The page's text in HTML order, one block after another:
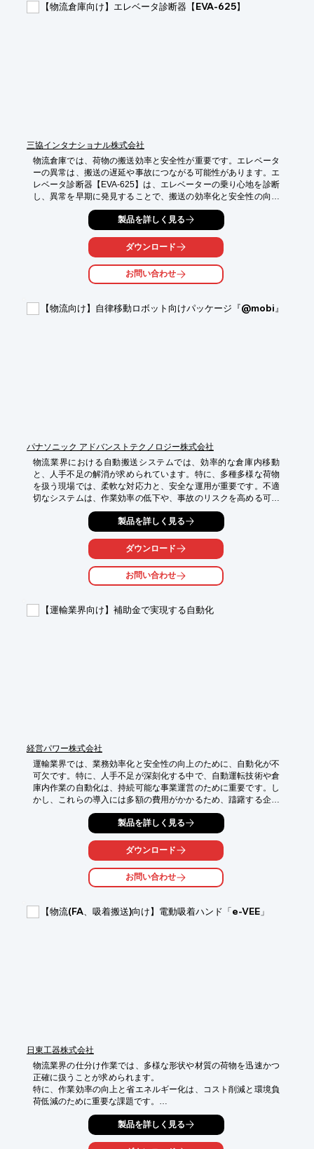
*   設備の安全な運用
【物流倉庫向け】エレベータ診断器【EVA-625】
三協インタナショナル株式会社
物流倉庫では、荷物の搬送効率と安全性が重要です。エレベータ
ーの異常は、搬送の遅延や事故につながる可能性があります。エ
レベータ診断器【EVA-625】は、エレベーターの乗り心地を診断
し、異常を早期に発見することで、搬送の効率化と安全性の向上
【活用シーン】
・荷物用エレベーターの定期的な検査
・エレベーターの異常音や振動の調査
・エレベーターの改修・メンテナンス前の診断
・搬送効率の維持・向上
製品を詳しく見る
ダウンロード
お問い合わせ
【物流向け】自律移動ロボット向けパッケージ『@mobi』
パナソニック アドバンストテクノロジー株式会社
物流業界における自動搬送システムでは、効率的な倉庫内移動
と、人手不足の解消が求められています。特に、多種多様な荷物
を扱う現場では、柔軟な対応力と、安全な運用が重要です。不適
切なシステムは、作業効率の低下や、事故のリスクを高める可能
性があります。当社の『@mobi』は、自律移動ロボットの機能を
実現するソフトウェアパッケージで、物流現場の自動搬送におけ
る課題を解決します。
【活用シーン】
・倉庫内での荷物搬送
・工場内での部品供給
【導入の効果】
製品を詳しく見る
ダウンロード
お問い合わせ
【運輸業界向け】補助金で実現する自動化
経営パワー株式会社
運輸業界では、業務効率化と安全性の向上のために、自動化が不
可欠です。特に、人手不足が深刻化する中で、自動運転技術や倉
庫内作業の自動化は、持続可能な事業運営のために重要です。し
かし、これらの導入には多額の費用がかかるため、躊躇する企業
も少なくありません。当社の資料は、貴社が自動化を実現するた
めの補助金申請を支援し、貴社の商材販売につなげることを目的
とした提案資料です。
【活用シーン】
*   自動運転技術の導入
*   倉庫内作業の自動化
【導入の効果】
製品を詳しく見る
ダウンロード
お問い合わせ
【物流(FA、吸着搬送)向け】電動吸着ハンド「e-VEE」
日東工器株式会社
物流業界の仕分け作業では、多様な形状や材質の荷物を迅速かつ
正確に扱うことが求められます。
特に、作業効率の向上と省エネルギー化は、コスト削減と環境負
荷低減のために重要な課題です。
電動吸着ハンド「e-VEE」は、真空ポンプ内蔵でコンプレッサエ
どこでも使用でき、電力削減に貢献します。
製品を詳しく見る